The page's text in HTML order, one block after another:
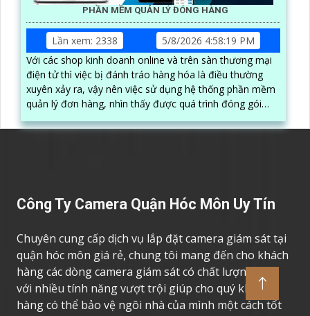
PHẦN MỀM QUẢN LÝ ĐÓNG HÀNG
Lần xem: 2338
5/8/2026 4:58:19 PM
Với các shop kinh doanh online và trên sàn thương mại
điện tử thì việc bị đánh tráo hàng hóa là điều thường
xuyên xảy ra, vậy nên việc sử dụng hệ thống phần mềm
quản lý đơn hàng, nhìn thấy được quá trình đóng gói
hàng hóa, kèm theo đấy là quy trình đóng gói cũng
được ghi lại một cách dễ dàng
Công Ty Camera Quận Hóc Môn Uy Tín
Chuyên cung cấp dịch vụ lắp đặt camera giám sát tại
quận hóc môn giá rẻ, chung tôi mang đến cho khách
hàng các dòng camera giám sát có chất lượng cao,
với nhiều tính năng vượt trội giúp cho quý khách
hàng có thể bảo vệ ngôi nhà của mình một cách tốt